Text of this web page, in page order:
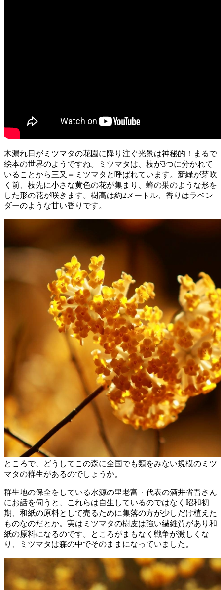
木漏れ日がミツマタの花園に降り注ぐ光景は神秘的！まるで
絵本の世界のようですね。ミツマタは、枝が3つに分かれて
いることから三又＝ミツマタと呼ばれています。新緑が芽吹
く前、枝先に小さな黄色の花が集まり、蜂の巣のような形を
した形の花が咲きます。樹高は約2メートル、香りはラベン
ダーのような甘い香りです。
ところで、どうしてこの森に全国でも類をみない規模のミツ
マタの群生があるのでしょうか。
群生地の保全をしている水源の里老富・代表の酒井省吾さん
にお話を伺うと、これらは自生しているのではなく昭和初
期、和紙の原料として売るために集落の方が少しだけ植えた
ものなのだとか。実はミツマタの樹皮は強い繊維質があり和
紙の原料になるのです。ところがまもなく戦争が激しくな
り、ミツマタは森の中でそのままになっていました。